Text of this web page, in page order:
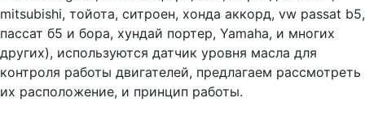
mitsubishi, тойота, ситроен, хонда аккорд, vw passat b5,
пассат б5 и бора, хундай портер, Yamaha, и многих
других), используются датчик уровня масла для
контроля работы двигателей, предлагаем рассмотреть
их расположение, и принцип работы.